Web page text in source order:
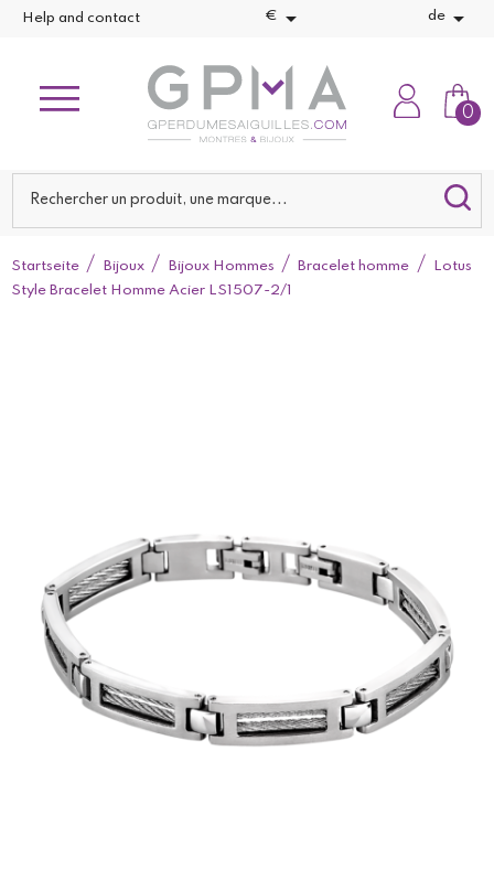
Help and contact €  de 
0
Startseite Bijoux Bijoux Hommes Bracelet homme
Lotus
Style Bracelet Homme Acier LS1507-2/1